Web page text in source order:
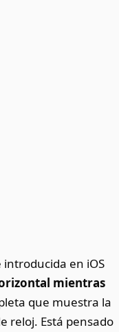
en iOS
mientras
que muestra la
reloj. Está pensado